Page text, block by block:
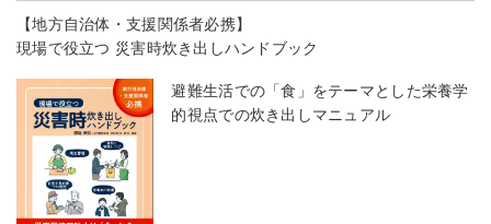
【地方自治体・支援関係者必携】
現場で役立つ 災害時炊き出しハンドブック
避難生活での「食」をテーマとした栄養学
的視点での炊き出しマニュアル